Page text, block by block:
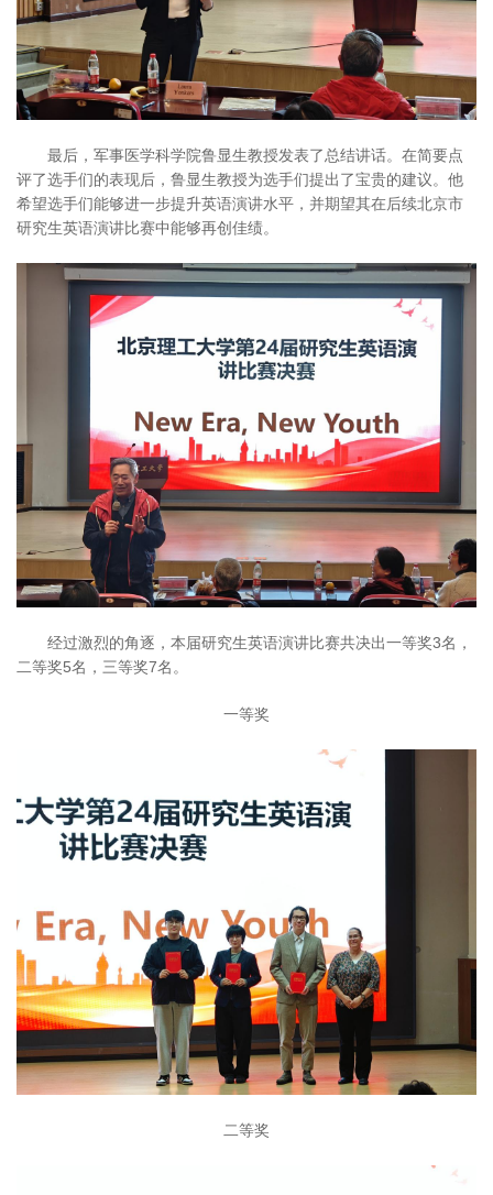
最后，军事医学科学院鲁显生教授发表了总结讲话。在简要点
评了选手们的表现后，鲁显生教授为选手们提出了宝贵的建议。他
希望选手们能够进一步提升英语演讲水平，并期望其在后续北京市
研究生英语演讲比赛中能够再创佳绩。
经过激烈的角逐，本届研究生英语演讲比赛共决出一等奖3名，
二等奖5名，三等奖7名。
一等奖
二等奖